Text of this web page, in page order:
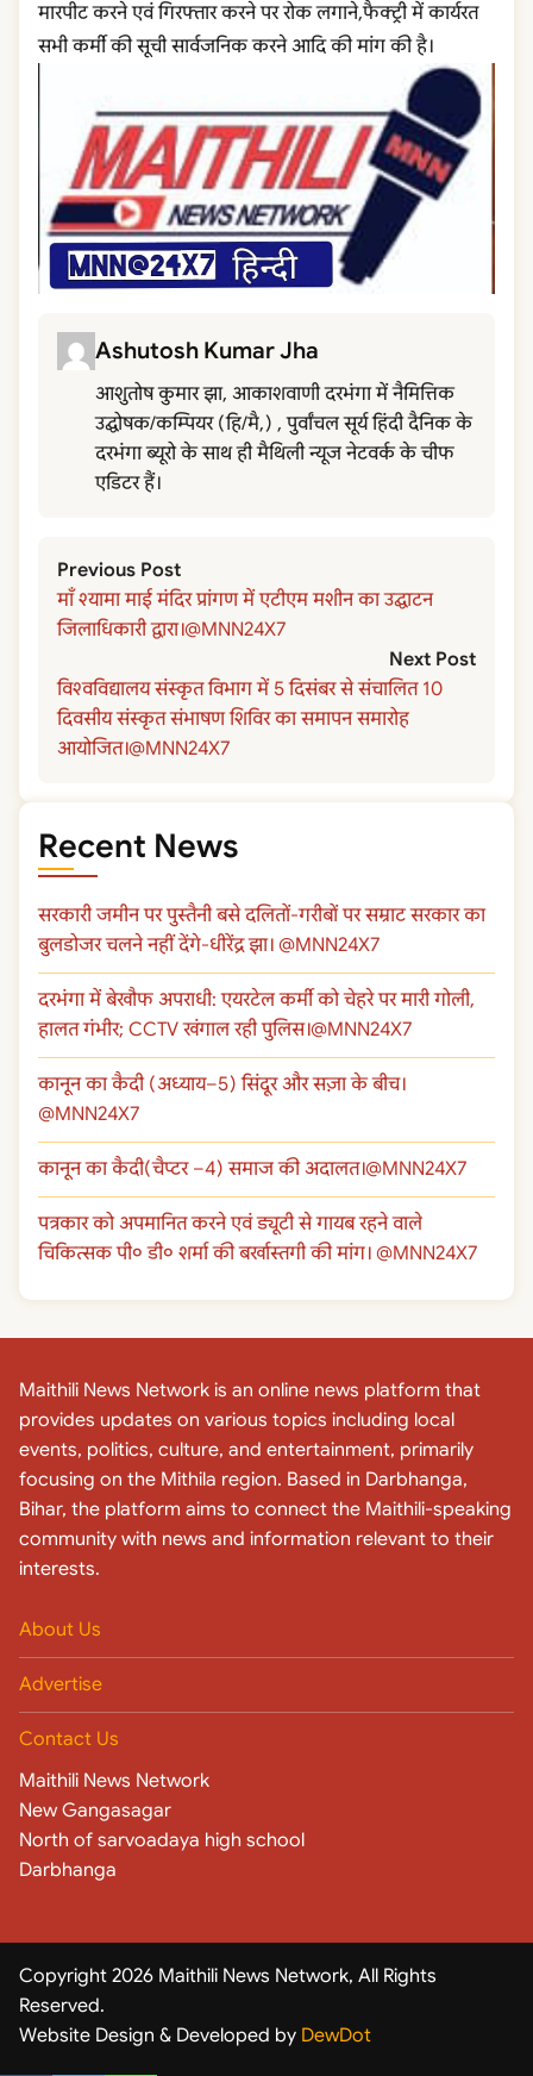
मारपीट करने एवं गिरफ्तार करने पर रोक लगाने,फैक्ट्री में कार्यरत
सभी कर्मी की सूची सार्वजनिक करने आदि की मांग की है।
Ashutosh Kumar Jha
आशुतोष कुमार झा, आकाशवाणी दरभंगा में नैमित्तिक
उद्घोषक/कम्पियर (हि/मै,) , पुर्वांचल सूर्य हिंदी दैनिक के
दरभंगा ब्यूरो के साथ ही मैथिली न्यूज नेटवर्क के चीफ
एडिटर हैं।
Previous Post
माँ श्यामा माई मंदिर प्रांगण में एटीएम मशीन का उ‌द्घाटन
जिलाधिकारी द्वारा।@MNN24X7
Next Post
विश्वविद्यालय संस्कृत विभाग में 5 दिसंबर से संचालित 10
दिवसीय संस्कृत संभाषण शिविर का समापन समारोह
आयोजित।@MNN24X7
Recent News
सरकारी जमीन पर पुस्तैनी बसे दलितों-गरीबों पर सम्राट सरकार का
बुलडोजर चलने नहीं देंगे-धीरेंद्र झा। @MNN24X7
दरभंगा में बेखौफ अपराधी: एयरटेल कर्मी को चेहरे पर मारी गोली,
हालत गंभीर; CCTV खंगाल रही पुलिस।@MNN24X7
कानून का कैदी (अध्याय–5) सिंदूर और सज़ा के बीच।
@MNN24X7
कानून का कैदी(चैप्टर –4) समाज की अदालत।@MNN24X7
पत्रकार को अपमानित करने एवं ड्यूटी से गायब रहने वाले
चिकित्सक पी० डी० शर्मा की बर्खास्तगी की मांग। @MNN24X7
Maithili News Network is an online news platform that
provides updates on various topics including local
events, politics, culture, and entertainment, primarily
focusing on the Mithila region. Based in Darbhanga,
Bihar, the platform aims to connect the Maithili-speaking
community with news and information relevant to their
interests.
About Us
Advertise
Contact Us
Maithili News Network
New Gangasagar
North of sarvoadaya high school
Darbhanga
Copyright 2026 Maithili News Network, All Rights
Reserved.
Website Design & Developed by DewDot